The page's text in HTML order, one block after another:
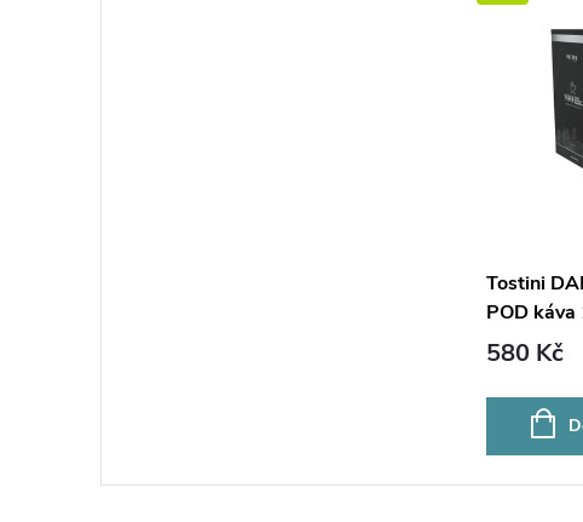
Tostini
POD
580 Kč